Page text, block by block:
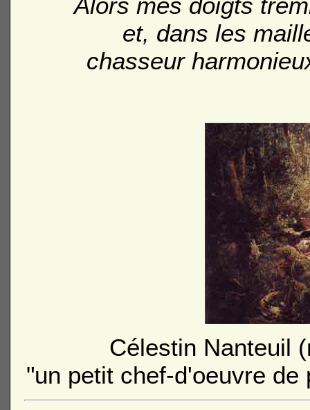
et, dans les
chasseur
Célestin Nanteuil
"un petit chef-d'oeuvre